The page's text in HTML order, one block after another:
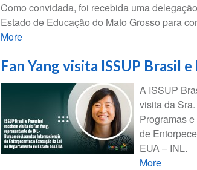
Como convidada, foi recebida uma
Estado de Educação do Mato Grosso para
More
Fan Yang visita ISSUP Brasil
A ISSUP
visita da
Programas
de
EUA – INL.
More